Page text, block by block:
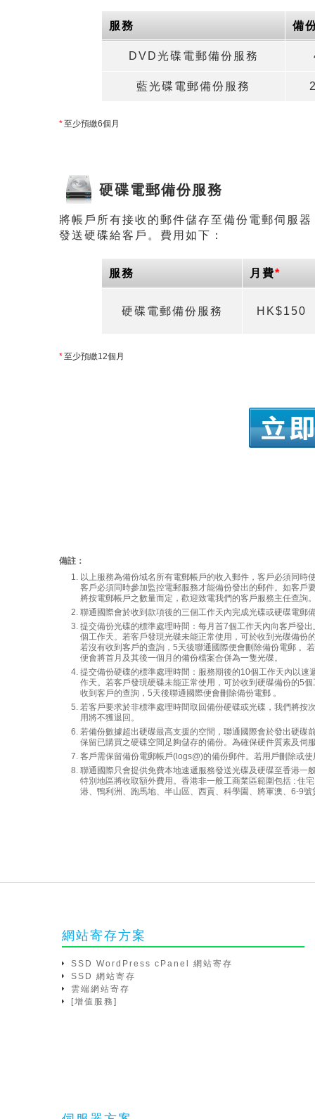
服務 備
DVD光碟電郵備份服務
藍光碟電郵備份服務
*至少預繳6個月
硬碟電郵備份服務
將帳戶所有接收的郵件儲存至備份電郵伺服
發送硬碟給客戶。費用如下：
服務 月費*
硬碟電郵備份服務 HK$150
*至少預繳12個月
備註：
以上服務為備份域名所有電郵帳戶的收入郵件，客戶必須同
客戶必須同時參加監控電郵服務才能備份發出的郵件。如客戶
將按電郵帳戶之數量而定，歡迎致電我們的客戶服務主任查詢
聯通國際會於收到款項後的三個工作天內完成光碟或硬碟電郵
提交備份光碟的標準處理時間：每月首7個工作天內向客戶發
個工作天。若客戶發現光碟未能正常使用，可於收到光碟備
若沒有收到客戶的查詢，5天後聯通國際便會刪除備份電郵 。
便會將首月及其後一個月的備份檔案合併為一隻光碟。
提交備份硬碟的標準處理時間：服務期後的10個工作天內以
作天。若客戶發現硬碟未能正常使用，可於收到硬碟備份的5
收到客戶的查詢，5天後聯通國際便會刪除備份電郵 。
若客戶要求於非標準處理時間取回備份硬碟或光碟，我們將
用將不獲退回。
若備份數據超出硬碟最高支援的空間，聯通國際會於發出硬碟
保留已購買之硬碟空間足夠儲存的備份。為確保硬件質素及伺
客戶需保留備份電郵帳戶(logs@)的備份郵件。若用戶刪除或
聯通國際只會提供免費本地速遞服務發送光碟及硬碟至香港一
特別地區將收取額外費用。香港非一般工商業區範圍包括 : 住
港、鴨利洲、跑馬地、半山區、西貢、科學園、將軍澳、6-9
網站寄存方案
SSD WordPress cPanel 網站寄存
SSD 網站寄存
雲端網站寄存
[增值服務]